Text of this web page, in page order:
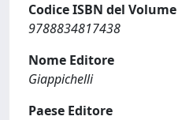
Codice ISBN del Volume
9788834817438
Nome Editore
Giappichelli
Paese Editore